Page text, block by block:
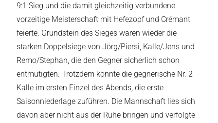
9:1 Sieg und die damit gleichzeitig verbundene
vorzeitige Meisterschaft mit Hefezopf und Crémant
feierte. Grundstein des Sieges waren wieder die
starken Doppelsiege von Jörg/Piersi, Kalle/Jens und
Remo/Stephan, die den Gegner sicherlich schon
entmutigten. Trotzdem konnte die gegnerische Nr. 2
Kalle im ersten Einzel des Abends, die erste
Saisonniederlage zuführen. Die Mannschaft lies sich
davon aber nicht aus der Ruhe bringen und verfolgte